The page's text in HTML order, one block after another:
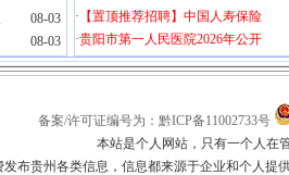
08-03
08-03
· 【置顶推荐招聘】中国人寿保险
·贵阳市第一人民医院2026年公开
备案/许可证编号为：黔ICP备11002733号
本站是个人网站，只有一个人在
发布贵州各类信息，信息都来源于企业和个人提